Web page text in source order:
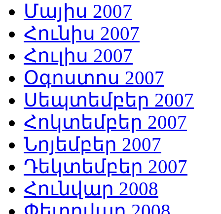
Մայիս 2007
Հունիս 2007
Հուլիս 2007
Օգոստոս 2007
Սեպտեմբեր 2007
Հոկտեմբեր 2007
Նոյեմբեր 2007
Դեկտեմբեր 2007
Հունվար 2008